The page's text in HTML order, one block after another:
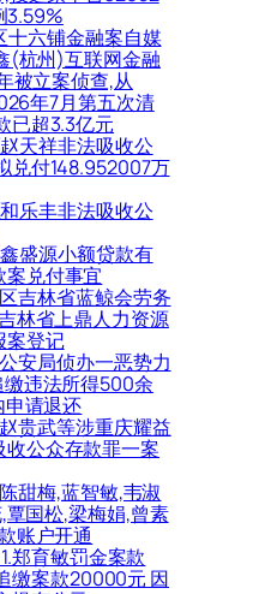
3.59%
十六铺金融案自媒
(杭州)互联网金融
被立案侦查,从
年7月第五次清
已超3.3亿元
天祥非法吸收公
兑付148.952007万
乐丰非法吸收公
盛源小额贷款有
兑付事宜
吉林省蓝鲸会劳务
林省上鼎人力资源
案登记
安局侦办一恶势力
违法所得500余
请退还
贵武等涉重庆耀益
公众存款罪一案
甜梅,蓝智敏,韦淑
国松,梁梅娟,曾素
账户开通
郑育敏罚金案款
缴案款20000元 因